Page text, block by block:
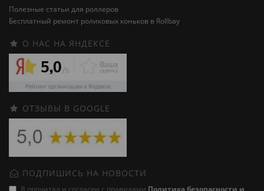
Полезные статьи для роллеров
Бесплатный ремонт роликовых коньков в Rollbay
О НАС НА ЯНДЕКСЕ
ОТЗЫВЫ В GOOGLE
ПОДПИШИСЬ НА НОВОСТИ